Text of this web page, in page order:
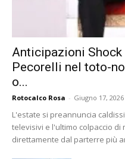
Anticipazioni
Pecorelli nel toto-
o...
Rotocalco Rosa - Giugno 17, 2026
L'estate si preannuncia
televisivi e l'ultimo colpaccio
direttamente dal parterre più